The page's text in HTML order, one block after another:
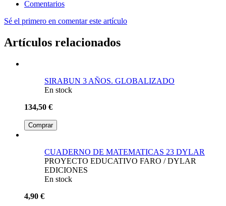
Comentarios
Sé el primero en comentar este artículo
Artículos relacionados
SIRABUN 3 AÑOS. GLOBALIZADO
En stock
134,50 €
Comprar
CUADERNO DE MATEMATICAS 23 DYLAR
PROYECTO EDUCATIVO FARO / DYLAR
EDICIONES
En stock
4,90 €